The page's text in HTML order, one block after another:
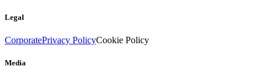
Legal
CorporatePrivacy PolicyCookie Policy
Media